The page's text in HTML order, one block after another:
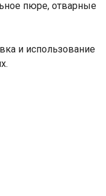
пюре, отварные
и использование